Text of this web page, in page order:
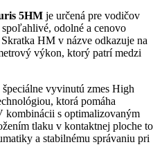
5HM je určená pre vodičov
odolné a cenovo
HM v názve odkazuje na
výkon, ktorý patrí medzi
vyvinutú zmes High
ktorá pomáha
s optimalizovaným
tlaku v kontaktnej ploche to
a stabilnému správaniu pri